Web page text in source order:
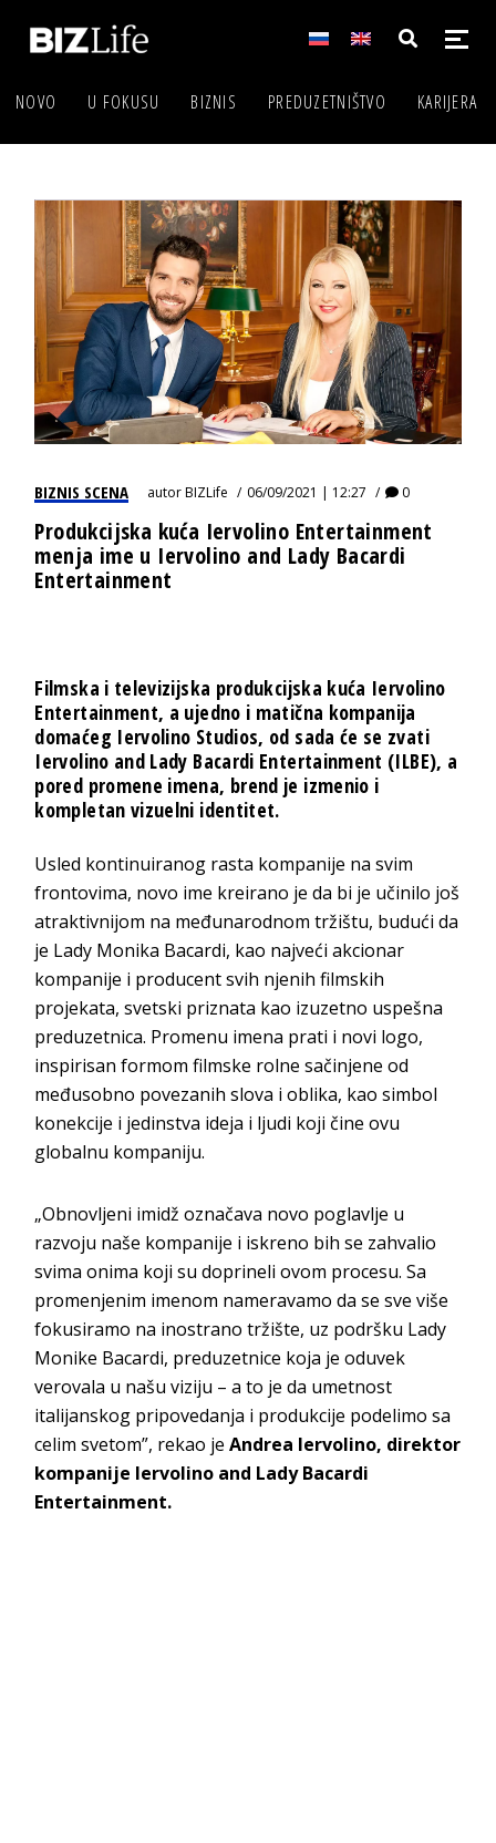
NOVO U FOKUSU BIZNIS PREDUZETNIŠTVO KARIJERA
BIZNIS SCENA autorBIZLife 06/09/2021 | 12:27 0
Produkcijska kuća Iervolino Entertainment
menja ime u Iervolino and Lady Bacardi
Entertainment
Filmska i televizijska produkcijska kuća Iervolino
Entertainment, a ujedno i matična kompanija
domaćeg Iervolino Studios, od sada će se zvati
Iervolino and Lady Bacardi Entertainment (ILBE), a
pored promene imena, brend je izmenio i
kompletan vizuelni identitet.
Usled kontinuiranog rasta kompanije na svim
frontovima, novo ime kreirano je da bi je učinilo još
atraktivnijom na međunarodnom tržištu, budući da
je Lady Monika Bacardi, kao najveći akcionar
kompanije i producent svih njenih filmskih
projekata, svetski priznata kao izuzetno uspešna
preduzetnica. Promenu imena prati i novi logo,
inspirisan formom filmske rolne sačinjene od
međusobno povezanih slova i oblika, kao simbol
konekcije i jedinstva ideja i ljudi koji čine ovu
globalnu kompaniju.
„Obnovljeni imidž označava novo poglavlje u
razvoju naše kompanije i iskreno bih se zahvalio
svima onima koji su doprineli ovom procesu. Sa
promenjenim imenom nameravamo da se sve više
fokusiramo na inostrano tržište, uz podršku Lady
Monike Bacardi, preduzetnice koja je oduvek
verovala u našu viziju – a to je da umetnost
italijanskog pripovedanja i produkcije podelimo sa
celim svetom”, rekao jeAndrea Iervolino, direktor
kompanije Iervolino and Lady Bacardi
Entertainment.